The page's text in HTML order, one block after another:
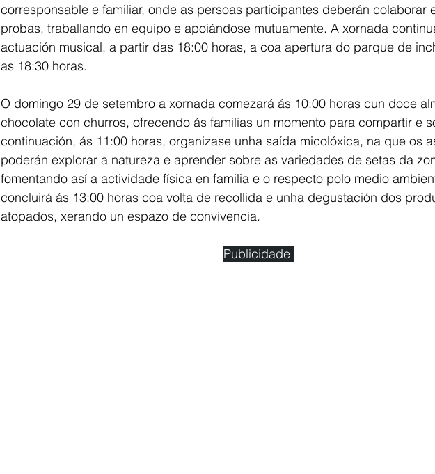
corresponsable e familiar, onde as persoas participantes deberán colaborar
probas, traballando en equipo e apoiándose mutuamente. A xornada
actuación musical, a partir das 18:00 horas, a coa apertura do parque de
as 18:30 horas.
O domingo 29 de setembro a xornada comezará ás 10:00 horas cun doce
chocolate con churros, ofrecendo ás familias un momento para compartir e
continuación, ás 11:00 horas, organizase unha saída micolóxica, na que os
poderán explorar a natureza e aprender sobre as variedades de setas da
fomentando así a actividade física en familia e o respecto polo medio
concluirá ás 13:00 horas coa volta de recollida e unha degustación dos
atopados, xerando un espazo de convivencia.
Publicidade